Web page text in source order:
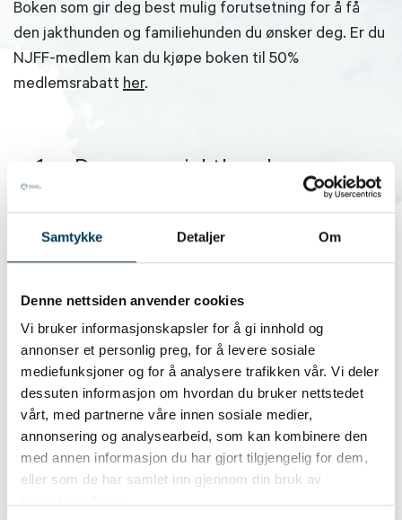
Samtykke Detaljer Om
Denne nettsiden anvender cookies
Vi bruker informasjonskapsler for å gi innhold og
annonser et personlig preg, for å levere sosiale
mediefunksjoner og for å analysere trafikken vår. Vi deler
dessuten informasjon om hvordan du bruker nettstedet
vårt, med partnerne våre innen sosiale medier,
annonsering og analysearbeid, som kan kombinere den
med annen informasjon du har gjort tilgjengelig for dem,
eller som de har samlet inn gjennom din bruk av
Boken som gir deg best mulig forutsetning for å få
den jakthunden og familiehunden du ønsker deg. Er du
NJFF-medlem kan du kjøpe boken til 50%
medlemsrabatt her.
398,00 NOK
513på lager Artikkelnr: 3021_1